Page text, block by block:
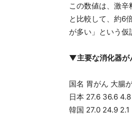
この数値は、激辛
と比較して、約6
が多い」という
▼主要な消化器が
国名 胃がん 大腸
日本 27.6 36.6 4.8
韓国 27.0 24.9 2.1